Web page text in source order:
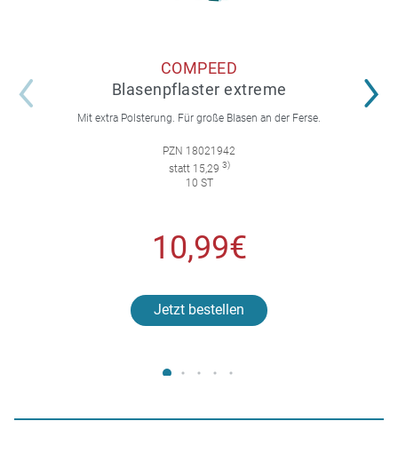
COMPEED
Blasenpflaster extreme
Mit extra Polsterung. Für große Blasen an der Ferse.
PZN 18021942
statt 15,29 3)
10 ST
10,99€
Jetzt bestellen